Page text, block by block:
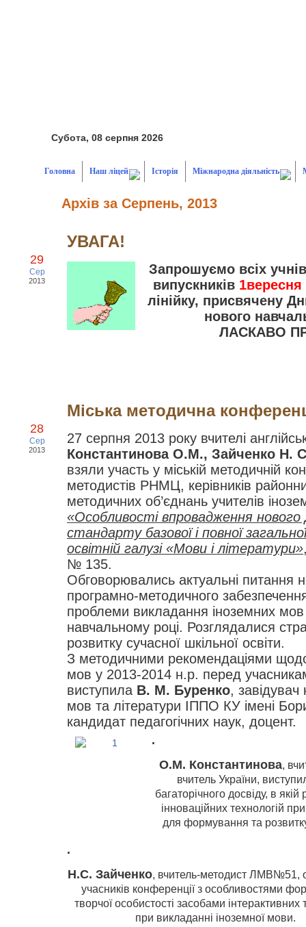
Субота, 08 серпня 2026
Головна Наш ліцей Історія Міжнародна діяльність
Архів за Серпень, 2013
29
Сер
2013
УВАГА!
Запрошуємо всіх
випускників 1вересня
лінійку, присвячену
нового
ЛАСКАВО
28
Сер
2013
Міська методична
27 серпня 2013 року вчителі
Константинова О.М., Зайченко Н.
взяли участь у міській методичній
методистів РНМЦ, керівників
методичних об’єднань учителів
«Особливості впровадження
стандарту базової і повної
освітній галузі «Мови і літератури»
№ 135.
Обговорювались актуальні питання
програмно-методичного
проблеми викладання іноземних
навчальному році. Розглядалися
розвитку сучасної шкільної освіти.
З методичними рекомендаціями
мов у 2013-2014 н.р. перед
виступила В. М. Буренко,
мов та літератури ІППО КУ імені
кандидат педагогічних наук, доцент.
.
О.М. Константинова,
вчитель України,
багаторічного досвіду, в
інноваційних технологій
для формування та
.
Н.С. Зайченко, вчитель-методист ЛМВ№51,
учасників конференції з особливостями
творчої особистості засобами інтерактивних
при викладанні іноземної мови.